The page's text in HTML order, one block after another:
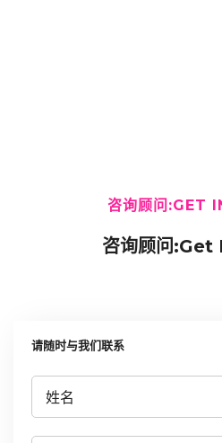
咨询顾问:GET
咨询顾问
请随时与我们联系